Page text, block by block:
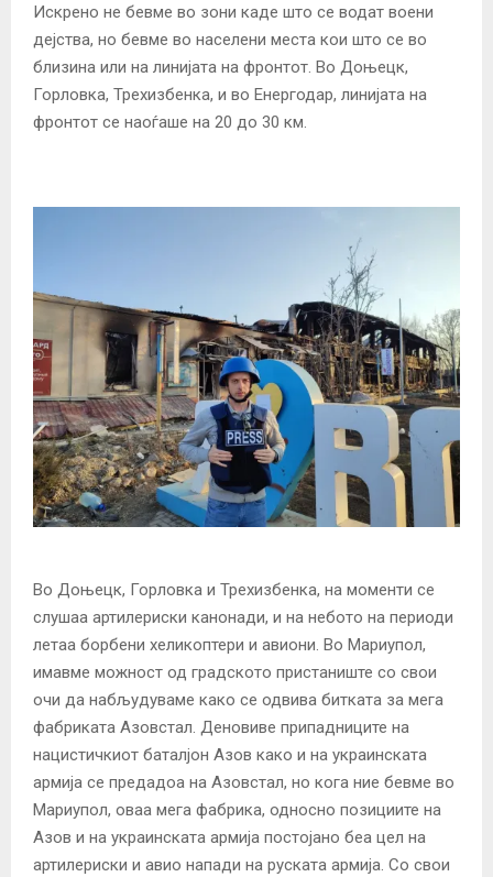
Искрено не бевме во зони каде што се водат воени
дејства, но бевме во населени места кои што се во
близина или на линијата на фронтот. Во Доњецк,
Горловка, Трехизбенка, и во Енергодар, линијата на
фронтот се наоѓаше на 20 до 30 км.
Во Доњецк, Горловка и Трехизбенка, на моменти се
слушаа артилериски канонади, и на небото на периоди
летаа борбени хеликоптери и авиони. Во Мариупол,
имавме можност од градското пристаниште со свои
очи да набљудуваме како се одвива битката за мега
фабриката Азовстал. Деновиве припадниците на
нацистичкиот баталјон Азов како и на украинската
армија се предадоа на Азовстал, но кога ние бевме во
Мариупол, оваа мега фабрика, односно позициите на
Азов и на украинската армија постојано беа цел на
артилериски и авио напади на руската армија. Со свои